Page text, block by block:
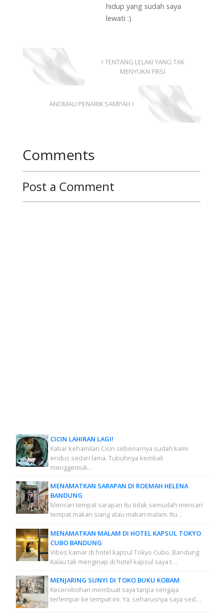
hidup yang sudah saya
lewati :)
TENTANG LELAKI YANG TAK
MENYUKAI FIKSI
ANOMALI PENARIK SAMPAH
Comments
Post a Comment
CICIN LAHIRAN LAGI!
Kabar kehamilan Cicin sebenarnya sudah kami
endus sedari lama. Tubuhnya kembali
menggemuk…
MENAMATKAN SARAPAN DI ROEMAH HELENA
BANDUNG
Mencari tempat sarapan itu tidak semudah mencari
tempat makan siang atau makan malam. Itu…
MENAMATKAN MALAM DI HOTEL KAPSUL TOKYO
CUBO BANDUNG
Vibes kamar di hotel kapsul Tokyo Cubo, Bandung
Kalau tak menginap di hotel kapsul saya t…
MENJARING SUNYI DI TOKO BUKU KOBAM
Kecerobohan membuat saya tanpa sengaja
terlempar ke tempat ini. Ya, seharusnya saya sed…